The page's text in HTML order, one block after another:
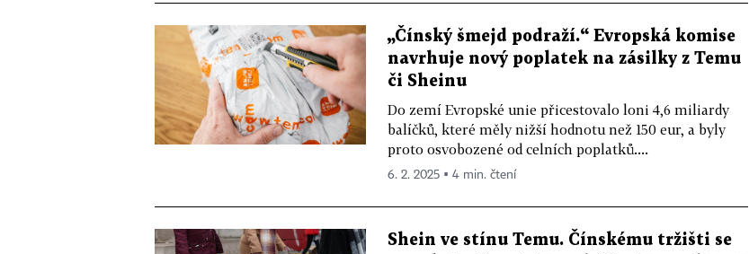
„Čínský šmejd podraží.“ Evropská komise
navrhuje nový poplatek na zásilky z Temu
či Sheinu
Do zemí Evropské unie přicestovalo loni 4,6 miliardy
balíčků, které měly nižší hodnotu než 150 eur, a byly
proto osvobozené od celních poplatků....
6. 2. 2025 ▪ 4 min. čtení
Shein ve stínu Temu. Čínskému tržišti se